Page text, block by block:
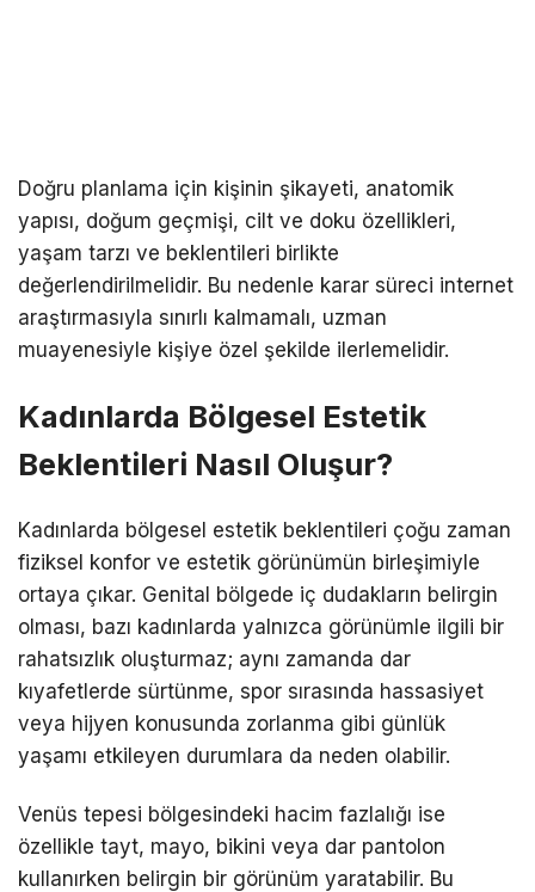
Doğru planlama için kişinin şikayeti, anatomik
yapısı, doğum geçmişi, cilt ve doku özellikleri,
yaşam tarzı ve beklentileri birlikte
değerlendirilmelidir. Bu nedenle karar süreci internet
araştırmasıyla sınırlı kalmamalı, uzman
muayenesiyle kişiye özel şekilde ilerlemelidir.
Kadınlarda Bölgesel Estetik
Beklentileri Nasıl Oluşur?
Kadınlarda bölgesel estetik beklentileri çoğu zaman
fiziksel konfor ve estetik görünümün birleşimiyle
ortaya çıkar. Genital bölgede iç dudakların belirgin
olması, bazı kadınlarda yalnızca görünümle ilgili bir
rahatsızlık oluşturmaz; aynı zamanda dar
kıyafetlerde sürtünme, spor sırasında hassasiyet
veya hijyen konusunda zorlanma gibi günlük
yaşamı etkileyen durumlara da neden olabilir.
Venüs tepesi bölgesindeki hacim fazlalığı ise
özellikle tayt, mayo, bikini veya dar pantolon
kullanırken belirgin bir görünüm yaratabilir. Bu